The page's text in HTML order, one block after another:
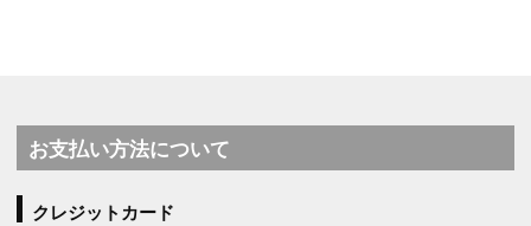
お支払い方法について
クレジットカード